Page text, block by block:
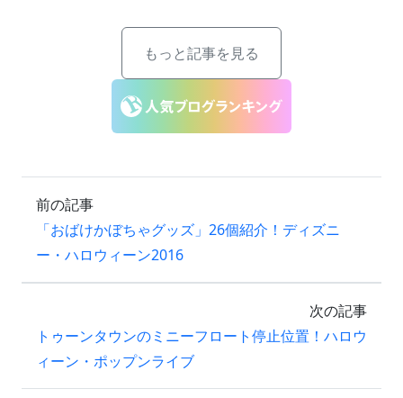
もっと記事を見る
前の記事
「おばけかぼちゃグッズ」26個紹介！ディズニ
ー・ハロウィーン2016
次の記事
トゥーンタウンのミニーフロート停止位置！ハロウ
ィーン・ポップンライブ